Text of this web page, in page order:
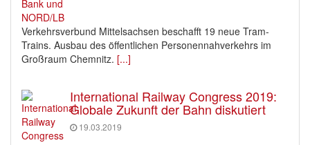
Verkehrsverbund Mittelsachsen beschafft 19 neue Tram-
Trains. Ausbau des öffentlichen Personennahverkehrs im
Großraum Chemnitz. [...]
International Railway Congress 2019:
Globale Zukunft der Bahn diskutiert
19.03.2019